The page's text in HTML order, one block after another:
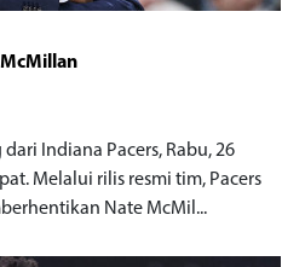
McMillan
Indiana Pacers, Rabu, 26
Melalui rilis resmi tim, Pacers
Nate McMil...